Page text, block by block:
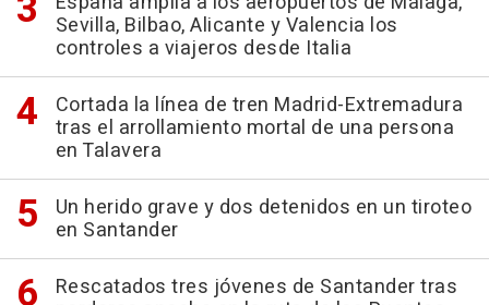
Sevilla, Bilbao, Alicante y Valencia los
controles a viajeros desde Italia
Cortada la línea de tren Madrid-Extremadura
tras el arrollamiento mortal de una persona
en Talavera
Un herido grave y dos detenidos en un tiroteo
en Santander
Rescatados tres jóvenes de Santander tras